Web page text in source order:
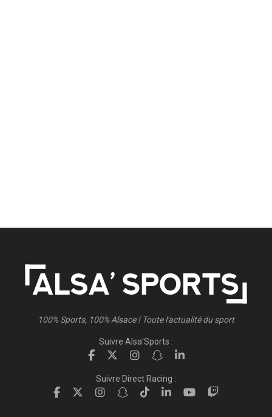
100% Sports, 100% Alsace ! Toute l'actualité du sport
Suivre Alsa'Sports :
Suivre Direct Racing :